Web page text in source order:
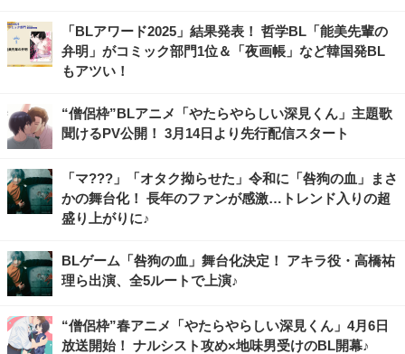
「BLアワード2025」結果発表！ 哲学BL「能美先輩の
弁明」がコミック部門1位＆「夜画帳」など韓国発BL
もアツい！
“僧侶枠”BLアニメ「やたらやらしい深見くん」主題歌
聞けるPV公開！ 3月14日より先行配信スタート
「マ???」「オタク拗らせた」令和に「咎狗の血」まさ
かの舞台化！ 長年のファンが感激…トレンド入りの超
盛り上がりに♪
BLゲーム「咎狗の血」舞台化決定！ アキラ役・高橋祐
理ら出演、全5ルートで上演♪
“僧侶枠”春アニメ「やたらやらしい深見くん」4月6日
放送開始！ ナルシスト攻め×地味男受けのBL開幕♪